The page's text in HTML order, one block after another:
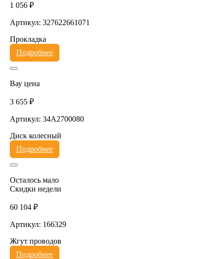
1 056 ₽
Артикул: 327622661071
Прокладка
Подробнее
Вау цена
3 655 ₽
Артикул: 34A2700080
Диск колесный
Подробнее
Осталось мало
Скидки недели
60 104 ₽
Артикул: 166329
Жгут проводов
Подробнее